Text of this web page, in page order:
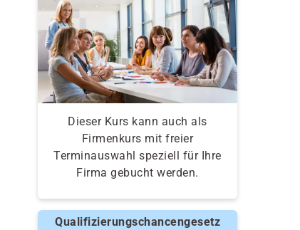
Dieser Kurs kann auch als
Firmenkurs mit freier
Terminauswahl speziell für Ihre
Firma gebucht werden.
Qualifizierungschancengesetz